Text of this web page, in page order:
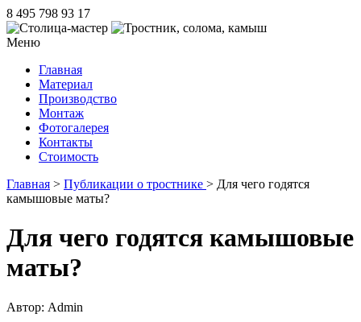
8 495 798 93 17
Меню
Главная
Материал
Производство
Монтаж
Фотогалерея
Контакты
Стоимость
Главная > Публикации о тростнике > Для чего годятся
камышовые маты?
Для чего годятся камышовые
маты?
Автор: Admin